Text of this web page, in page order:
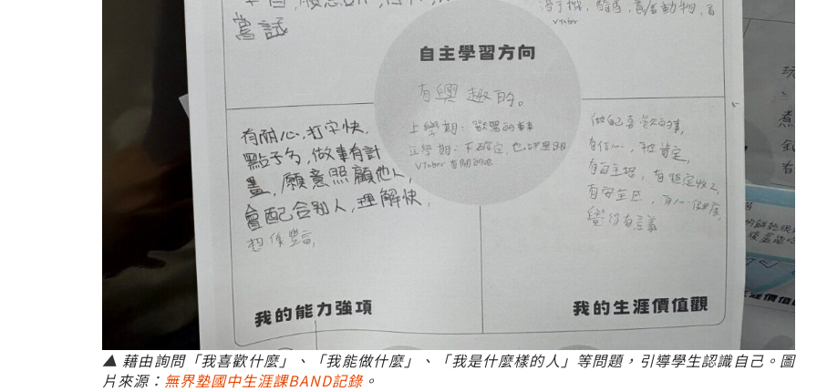
▲ 藉由詢問「我喜歡什麼」、「我能做什麼」、「我是什麼樣的人」等問題，引導學生認識自己。圖
片來源： 無界塾國中生涯課BAND記錄 。